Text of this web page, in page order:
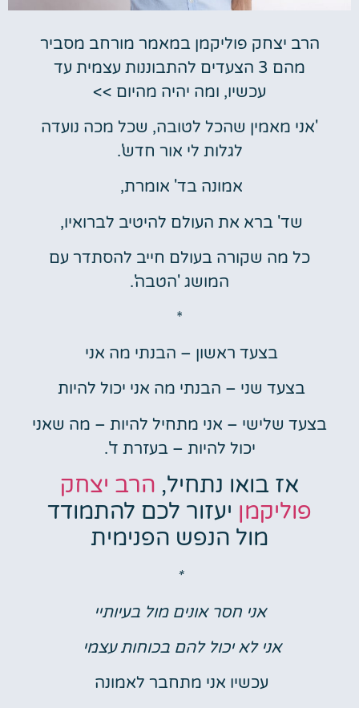
הרב יצחק פוליקמן במאמר מורחב מסביר
מהם 3 הצעדים להתבוננות עצמית עד
עכשיו, ומה יהיה מהיום >>
'אני מאמין שהכל לטובה, שכל מכה נועדה
לגלות לי אור חדש'.
אמונה בד' אומרת,
שד' ברא את העולם להיטיב לברואיו,
כל מה שקורה בעולם חייב להסתדר עם
המושג 'הטבה'.
*
בצעד ראשון – הבנתי מה אני
בצעד שני – הבנתי מה אני יכול להיות
בצעד שלישי – אני מתחיל להיות – מה שאני
יכול להיות – בעזרת ד'.
אז בואו נתחיל, הרב יצחק
פוליקמן יעזור לכם להתמודד
מול הנפש הפנימית
*
אני חסר אונים מול בעיותיי
אני לא יכול להם בכוחות עצמי
עכשיו אני מתחבר לאמונה